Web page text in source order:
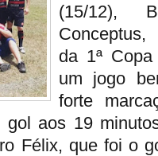
(15/12),
da 1ª
um jogo
forte
gol aos 19
Félix, que foi o